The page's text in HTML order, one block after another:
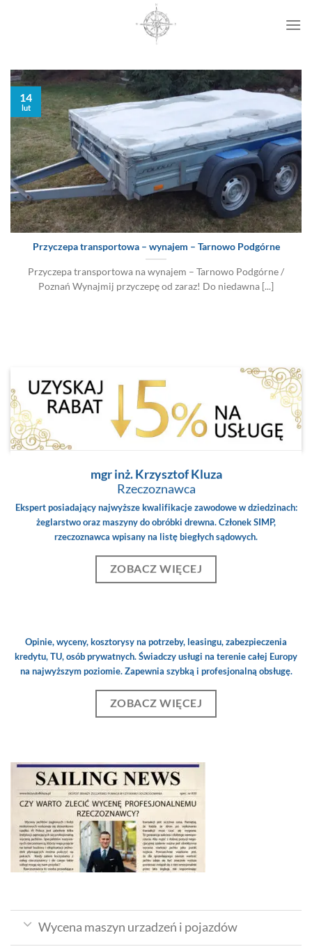
Przyczepa transportowa – wynajem – Tarnowo Podgórne
Przyczepa transportowa na wynajem – Tarnowo Podgórne /
Poznań Wynajmij przyczepę od zaraz! Do niedawna [...]
14
lut
mgr inż. Krzysztof Kluza
Rzeczoznawca
Ekspert posiadający najwyższe kwalifikacje zawodowe w dziedzinach:
żeglarstwo oraz maszyny do obróbki drewna. Członek SIMP,
rzeczoznawca wpisany na listę biegłych sądowych.
ZOBACZ WIĘCEJ
Opinie, wyceny, kosztorysy na potrzeby, leasingu, zabezpieczenia
kredytu, TU, osób prywatnych. Świadczy usługi na terenie całej Europy
na najwyższym poziomie. Zapewnia szybką i profesjonalną obsługę.
ZOBACZ WIĘCEJ
Wycena maszyn urzadzeń i pojazdów